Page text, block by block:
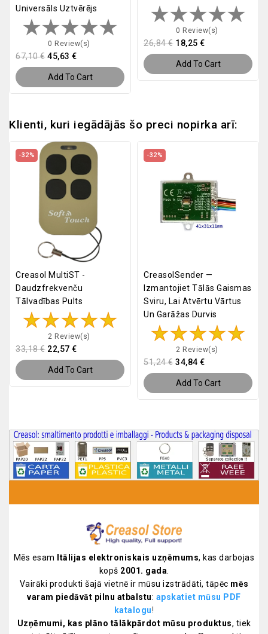
Universāls Uztvērējs
0 Review(s)
67,10 € 45,63 €
Add To Cart
0 Review(s)
26,84 € 18,25 €
Add To Cart
Klienti, kuri iegādājās šo preci nopirka arī:
Creasol MultiST -
Daudzfrekvenču
Tālvadības Pults
2 Review(s)
33,18 € 22,57 €
Add To Cart
-32%
CreasolSender —
Izmantojiet Tālās Gaismas
Sviru, Lai Atvērtu Vārtus
Un Garāžas Durvis
2 Review(s)
51,24 € 34,84 €
Add To Cart
-32%
Mēs esam Itālijas elektroniskais uzņēmums, kas darbojas
kopš 2001. gada
Vairāki produkti šajā vietnē ir mūsu izstrādāti, tāpēc mēs
varam piedāvāt pilnu atbalstu: apskatiet mūsu PDF
katalogu!
Uzņēmumi, kas plāno tālākpārdot mūsu produktus, tiek